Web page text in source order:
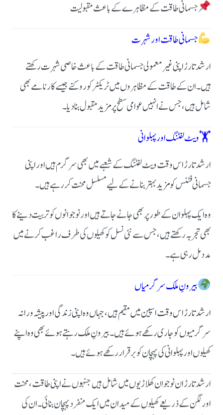
جسمانی طاقت کے مظاہرے کے باعث مقبولیت
جسمانی طاقت اور شہرت
ارشد تارڑ اپنی غیر معمولی جسمانی طاقت کے باعث خاصی شہرت رکھتے
ہیں۔ ان کے طاقت کے مظاہروں میں ٹریکٹر کو روکنے جیسے کارنامے بھی
شامل ہیں، جس نے انہیں عوامی سطح پر مزید مقبول بنا دیا۔
🏋️ ویٹ لفٹنگ اور پہلوانی
ارشد تارڑ اس وقت ویٹ لفٹنگ کے شعبے میں بھی سرگرم ہیں اور اپنی
جسمانی فٹنس کو مزید بہتر بنانے کے لیے مسلسل محنت کر رہے ہیں۔
وہ ایک پہلوان کے طور پر بھی جانے جاتے ہیں اور نوجوانوں کو تربیت دینے کا
بھی تجربہ رکھتے ہیں، جس سے نئی نسل کو کھیلوں کی طرف راغب کرنے میں
مدد مل رہی ہے۔
بیرونِ ملک سرگرمیاں
ارشد تارڑ اس وقت اسپین میں مقیم ہیں، جہاں وہ اپنی زندگی اور پیشہ ورانہ
سرگرمیوں کو جاری رکھے ہوئے ہیں۔ بیرونِ ملک رہتے ہوئے بھی وہ اپنے
کھیلوں اور پہلوانی کی پہچان کو برقرار رکھے ہوئے ہیں۔
ارشد تارڑ ان نوجوان کھلاڑیوں میں شامل ہیں جنہوں نے اپنی طاقت، محنت
اور لگن کے ذریعے کھیلوں کے میدان میں ایک منفرد پہچان بنائی۔ان کی